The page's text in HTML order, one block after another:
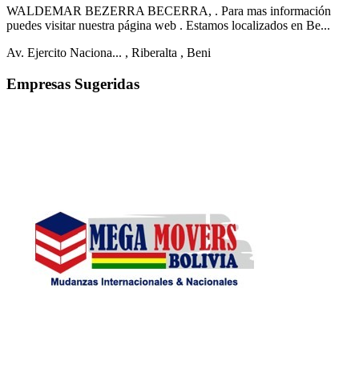
WALDEMAR BEZERRA BECERRA, . Para mas información
puedes visitar nuestra página web . Estamos localizados en Be...
Av. Ejercito Naciona... , Riberalta , Beni
Empresas Sugeridas